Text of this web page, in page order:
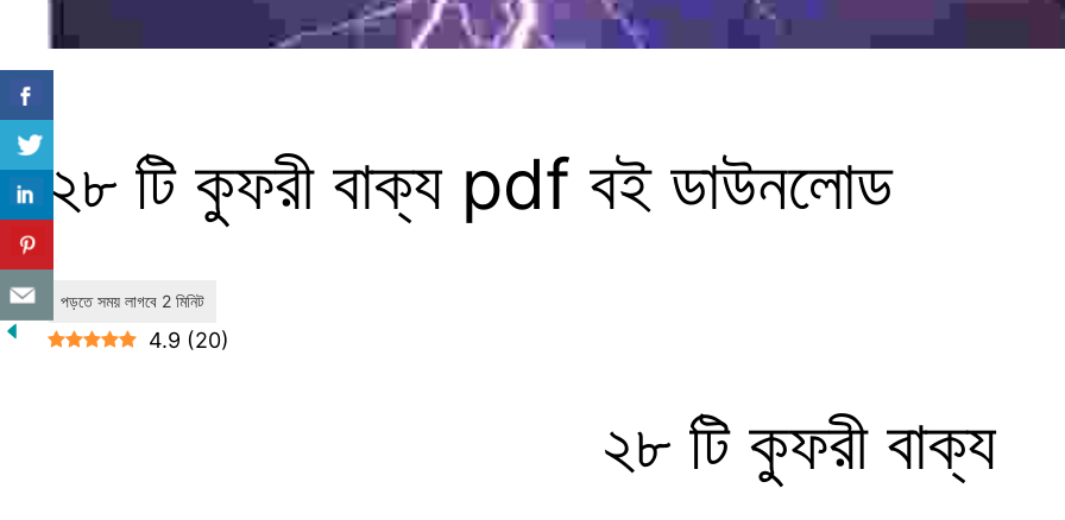
২৮ টি কুফরী বাক্য pdf বই ডাউনলোড
4.9 (20)
২৮ টি কুফরী বাক্য